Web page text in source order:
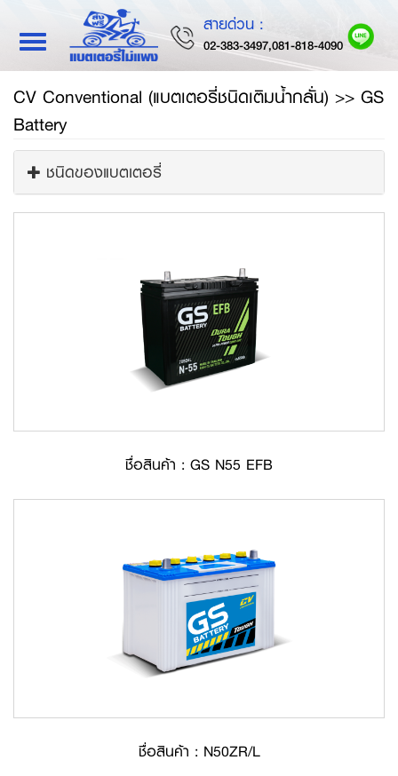
Toggle
navigation
สายด่วน :
02-383-3497,081-818-4090
CV Conventional (แบตเตอรี่ชนิดเติมน้ำกลั่น) >> GS
Battery
ชนิดของแบตเตอรี่
ชื่อสินค้า : GS N55 EFB
ชื่อสินค้า : N50ZR/L